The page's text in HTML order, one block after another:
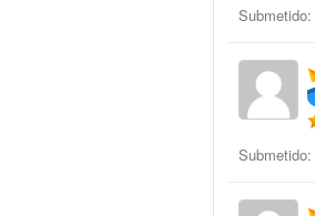
Submetido:
Submetido: